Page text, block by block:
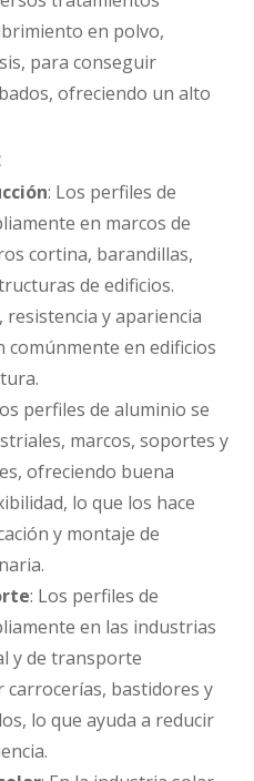
en polvo,
para conseguir
ofreciendo un alto
: Los perfiles de
en marcos de
cortina, barandillas,
de edificios.
y apariencia
comúnmente en edificios
perfiles de aluminio se
marcos, soportes y
ofreciendo buena
lo que los hace
y montaje de
: Los perfiles de
en las industrias
y de transporte
bastidores y
lo que ayuda a reducir